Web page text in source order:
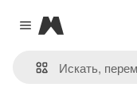
Close menu
Magnific